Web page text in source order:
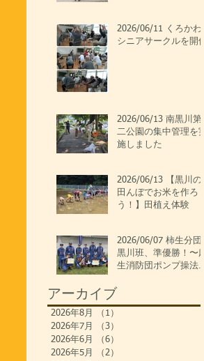
2026/06/11 くろかわ
シニアサークルを開催
2026/06/13 南黒川第
二公園の集中管理を実
施しました
2026/06/13 【黒川の
田んぼでお米を作ろ
う！】田植え体験
2026/06/07 柿生分団
黒川班、準優勝！〜麻
生消防団ポンプ操法大
アーカイブ
2026年8月 （1）
2026年7月
（3）
2026年6月
（6）
2026年5月
（2）